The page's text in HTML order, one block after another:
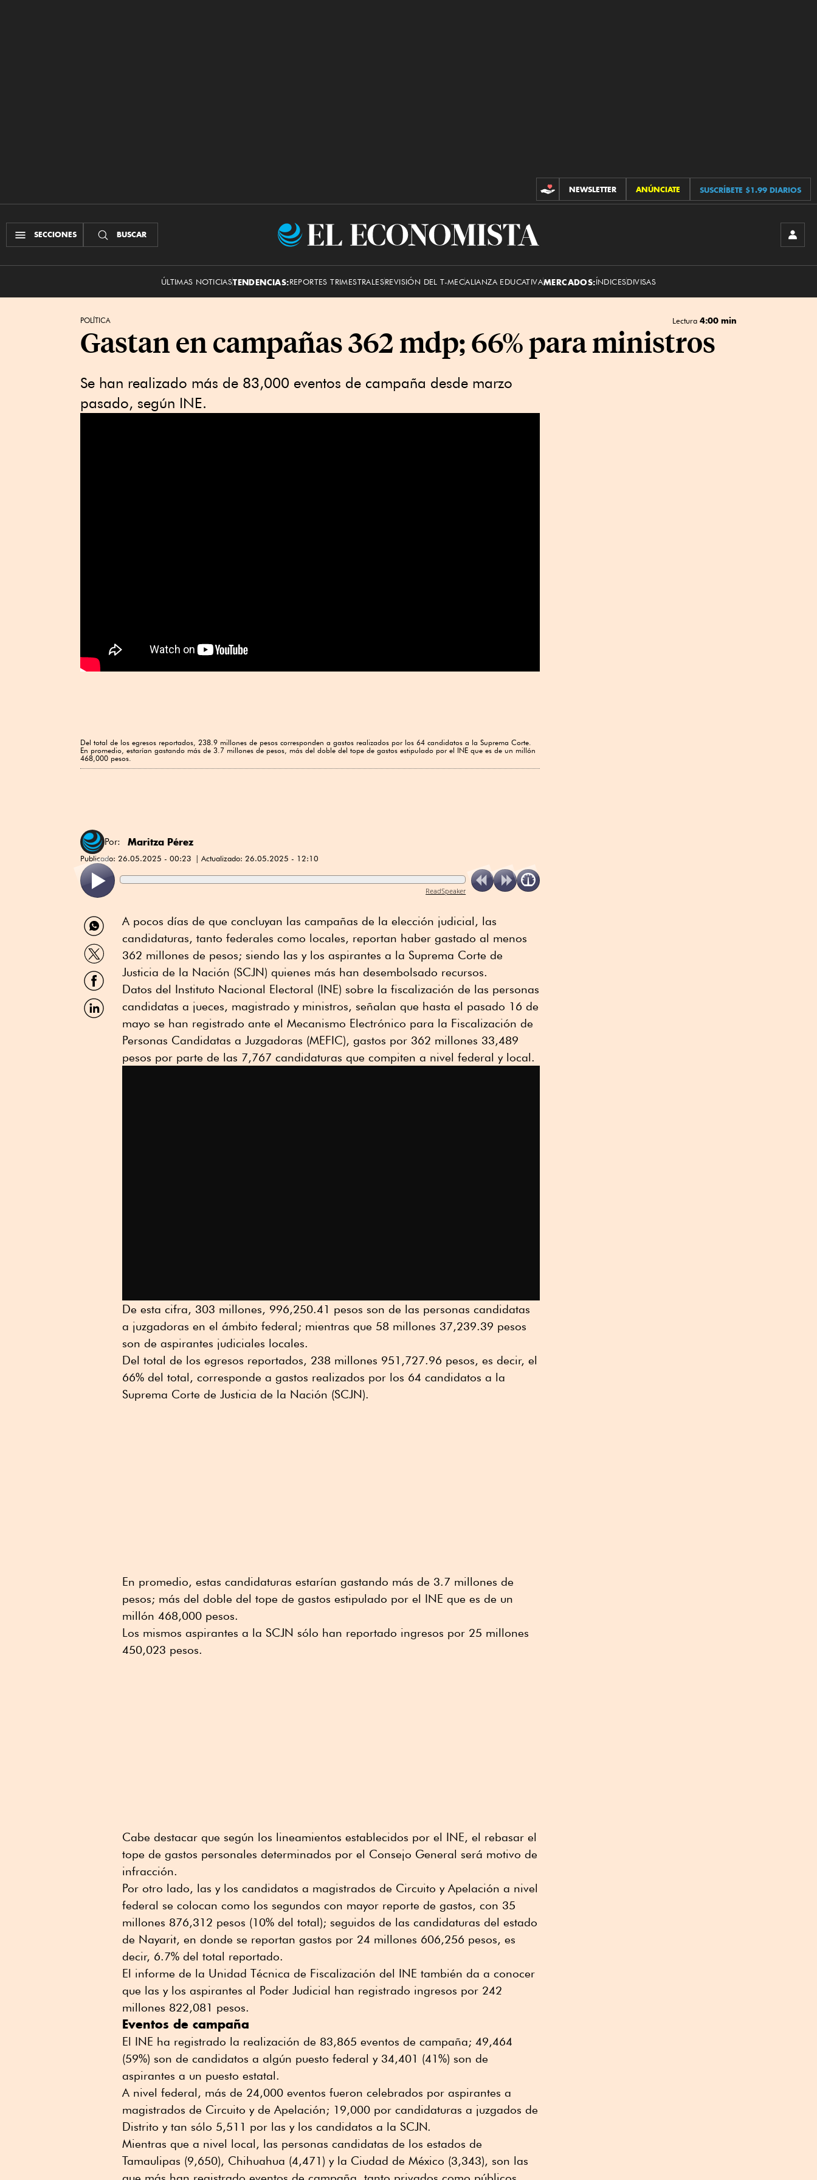
CONTRIBUCIONES
NEWSLETTER ANÚNCIATE SUSCRÍBETE $1.99 DIARIOS
SECCIONES BUSCAR
El
ÚLTIMAS NOTICIASTENDENCIAS:REPORTES TRIMESTRALESREVISIÓN DEL T-MECALIANZA EDUCATIVAMERCADOS:ÍNDICESDIVISAS
POLÍTICA Lectura 4:00 min
Gastan en campañas 362 mdp; 66% para ministros
Se han realizado más de 83,000 eventos de campaña desde marzo
pasado, según INE.
Del total de los egresos reportados, 238.9 millones de pesos corresponden a gastos realizados por los 64 candidatos a la Suprema Corte.
En promedio, estarían gastando más de 3.7 millones de pesos, más del doble del tope de gastos estipulado por el INE que es de un millón
468,000 pesos.
Por: Maritza Pérez
Publicado: 26.05.2025 - 00:23 Actualizado: 26.05.2025 - 12:10
ReadSpeaker
Compartir
por
WhatsApp
Compartir
por
Twitter
Compartir
por
Facebook
Compartir
por
A pocos días de que concluyan las campañas de la elección judicial, las
candidaturas, tanto federales como locales, reportan haber gastado al menos
362 millones de pesos; siendo las y los aspirantes a la Suprema Corte de
Justicia de la Nación (SCJN) quienes más han desembolsado recursos.
Datos del Instituto Nacional Electoral (INE) sobre la fiscalización de las personas
candidatas a jueces, magistrado y ministros, señalan que hasta el pasado 16 de
mayo se han registrado ante el Mecanismo Electrónico para la Fiscalización de
Personas Candidatas a Juzgadoras (MEFIC), gastos por 362 millones 33,489
pesos por parte de las 7,767 candidaturas que compiten a nivel federal y local.
De esta cifra, 303 millones, 996,250.41 pesos son de las personas candidatas
a juzgadoras en el ámbito federal; mientras que 58 millones 37,239.39 pesos
son de aspirantes judiciales locales.
Del total de los egresos reportados, 238 millones 951,727.96 pesos, es decir, el
66% del total, corresponde a gastos realizados por los 64 candidatos a la
Suprema Corte de Justicia de la Nación (SCJN).
En promedio, estas candidaturas estarían gastando más de 3.7 millones de
pesos; más del doble del tope de gastos estipulado por el INE que es de un
millón 468,000 pesos.
Los mismos aspirantes a la SCJN sólo han reportado ingresos por 25 millones
450,023 pesos.
Cabe destacar que según los lineamientos establecidos por el INE, el rebasar el
tope de gastos personales determinados por el Consejo General será motivo de
infracción.
Por otro lado, las y los candidatos a magistrados de Circuito y Apelación a nivel
federal se colocan como los segundos con mayor reporte de gastos, con 35
millones 876,312 pesos (10% del total); seguidos de las candidaturas del estado
de Nayarit, en donde se reportan gastos por 24 millones 606,256 pesos, es
decir, 6.7% del total reportado.
El informe de la Unidad Técnica de Fiscalización del INE también da a conocer
que las y los aspirantes al Poder Judicial han registrado ingresos por 242
millones 822,081 pesos.
Eventos de campaña
El INE ha registrado la realización de 83,865 eventos de campaña; 49,464
(59%) son de candidatos a algún puesto federal y 34,401 (41%) son de
aspirantes a un puesto estatal.
A nivel federal, más de 24,000 eventos fueron celebrados por aspirantes a
magistrados de Circuito y de Apelación; 19,000 por candidaturas a juzgados de
Distrito y tan sólo 5,511 por las y los candidatos a la SCJN.
Mientras que a nivel local, las personas candidatas de los estados de
Tamaulipas (9,650), Chihuahua (4,471) y la Ciudad de México (3,343), son las